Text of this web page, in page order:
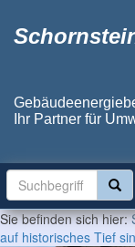
Ihr Partner für
Sie befinden sich hier:
auf historisches Tief